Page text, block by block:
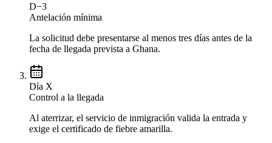
D−3
Antelación mínima
La solicitud debe presentarse al menos tres días antes de la
fecha de llegada prevista a Ghana.
Día X
Control a la llegada
Al aterrizar, el servicio de inmigración valida la entrada y
exige el certificado de fiebre amarilla.